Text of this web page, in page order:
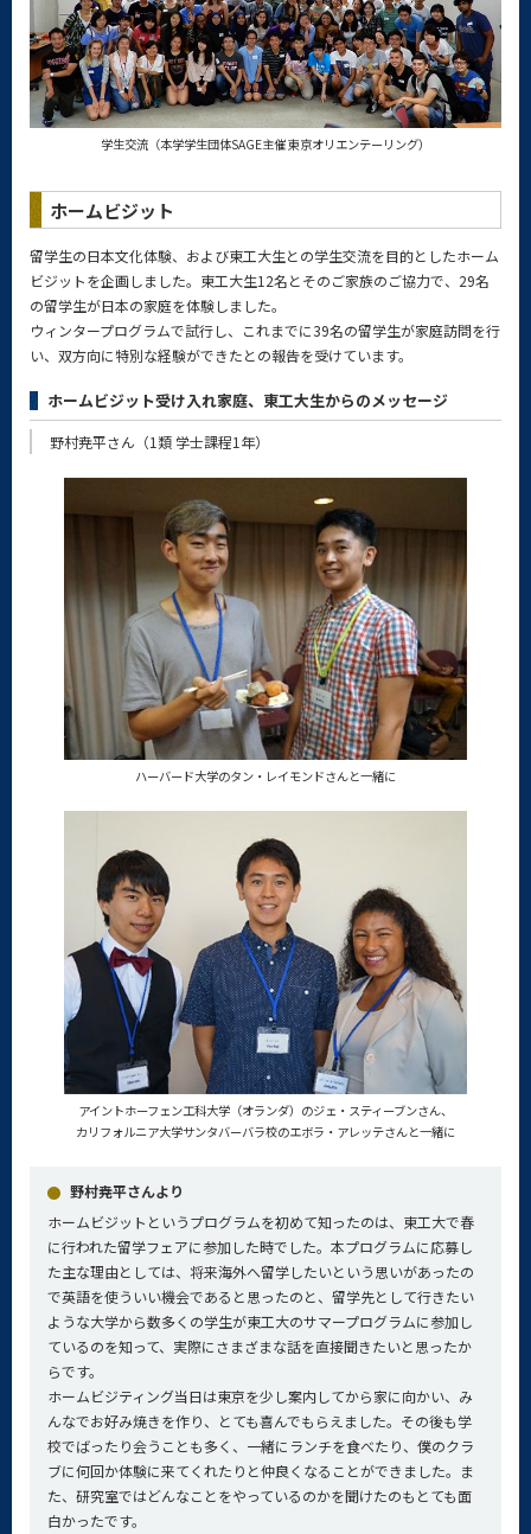
学生交流（本学学生団体SAGE主催 東京オリエンテーリング）
ホームビジット
留学生の日本文化体験、および東工大生との学生交流を目的としたホーム
ビジットを企画しました。東工大生12名とそのご家族のご協力で、29名
の留学生が日本の家庭を体験しました。
ウィンタープログラムで試行し、これまでに39名の留学生が家庭訪問を行
い、双方向に特別な経験ができたとの報告を受けています。
ホームビジット受け入れ家庭、東工大生からのメッセージ
野村尭平さん（1類 学士課程1年）
ハーバード大学のタン・レイモンドさんと一緒に
アイントホーフェン工科大学（オランダ）のジェ・スティーブンさん、
カリフォルニア大学サンタバーバラ校のエボラ・アレッテさんと一緒に
野村尭平さんより
ホームビジットというプログラムを初めて知ったのは、東工大で春
に行われた留学フェアに参加した時でした。本プログラムに応募し
た主な理由としては、将来海外へ留学したいという思いがあったの
で英語を使ういい機会であると思ったのと、留学先として行きたい
ような大学から数多くの学生が東工大のサマープログラムに参加し
ているのを知って、実際にさまざまな話を直接聞きたいと思ったか
らです。
ホームビジティング当日は東京を少し案内してから家に向かい、み
んなでお好み焼きを作り、とても喜んでもらえました。その後も学
校でばったり会うことも多く、一緒にランチを食べたり、僕のクラ
ブに何回か体験に来てくれたりと仲良くなることができました。ま
た、研究室ではどんなことをやっているのかを聞けたのもとても面
白かったです。